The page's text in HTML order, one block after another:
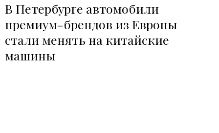
В Петербурге автомобили
премиум-брендов из Европы
стали менять на китайские
машины